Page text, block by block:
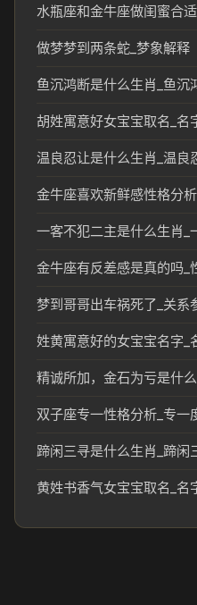
水瓶座和金牛座做闺蜜合
做梦梦到两条蛇_梦象解释
胡姓寓意好女宝宝取名_名
温良忍让是什么生肖_温良
金牛座喜欢新鲜感性格分
金牛座有反差感是真的吗_
梦到哥哥出车祸死了_关系
姓黄寓意好的女宝宝名字_
双子座专一性格分析_专一
黄姓书香气女宝宝取名_名